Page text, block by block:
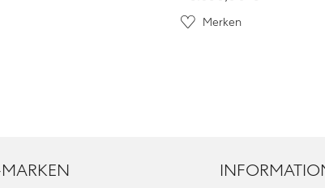
Merken